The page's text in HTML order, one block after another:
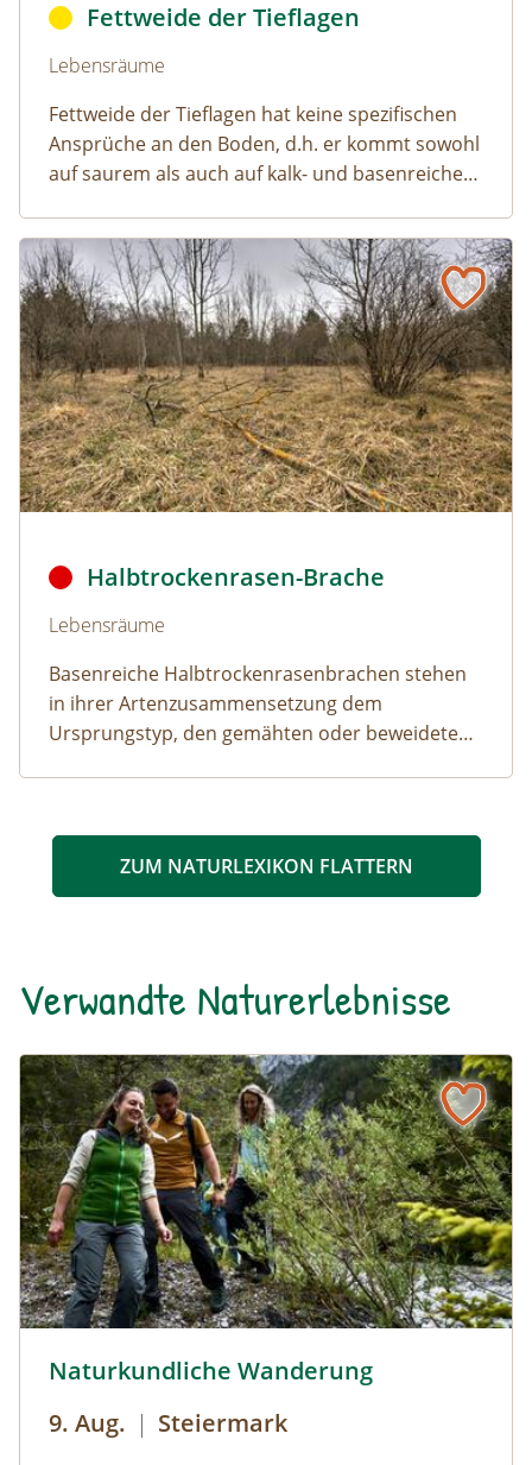
Naturlexikon: Fettweide der Tieflagen
Fettweide der Tieflagen
Lebensräume
Fettweide der Tieflagen hat keine spezifischen
Ansprüche an den Boden, d.h. er kommt sowohl
auf saurem als auch auf kalk- und basenreichem
Halbtrockenrasen-Brache
Naturlexikon: Halbtrockenrasen-Brache
Naturlexikon: Halbtrockenrasen-Brache
Halbtrockenrasen-Brache
Lebensräume
Basenreiche Halbtrockenrasenbrachen stehen
in ihrer Artenzusammensetzung dem
Ursprungstyp, den gemähten oder beweideten
ZUM NATURLEXIKON FLATTERN
Verwandte Naturerlebnisse
Naturkundliche Wanderung
9. Aug. | Steiermark